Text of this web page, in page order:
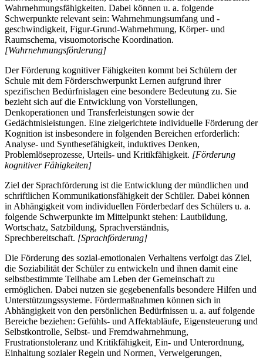
Wahrnehmungsfähigkeiten. Dabei können u. a. folgende
Schwerpunkte relevant sein: Wahrnehmungsumfang und -
geschwindigkeit, Figur-Grund-Wahrnehmung, Körper- und
Raumschema, visuomotorische Koordination.
[Wahrnehmungsförderung]
Der Förderung kognitiver Fähigkeiten kommt bei Schülern der
Schule mit dem Förderschwerpunkt Lernen aufgrund ihrer
spezifischen Bedürfnislagen eine besondere Bedeutung zu. Sie
bezieht sich auf die Entwicklung von Vorstellungen,
Denkoperationen und Transferleistungen sowie der
Gedächtnisleistungen. Eine zielgerichtete individuelle Förderung der
Kognition ist insbesondere in folgenden Bereichen erforderlich:
Analyse- und Synthesefähigkeit, induktives Denken,
Problemlöseprozesse, Urteils- und Kritikfähigkeit. [Förderung
kognitiver Fähigkeiten]
Ziel der Sprachförderung ist die Entwicklung der mündlichen und
schriftlichen Kommunikationsfähigkeit der Schüler. Dabei können
in Abhängigkeit vom individuellen Förderbedarf des Schülers u. a.
folgende Schwerpunkte im Mittelpunkt stehen: Lautbildung,
Wortschatz, Satzbildung, Sprachverständnis,
Sprechbereitschaft. [Sprachförderung]
Die Förderung des sozial-emotionalen Verhaltens verfolgt das Ziel,
die Soziabilität der Schüler zu entwickeln und ihnen damit eine
selbstbestimmte Teilhabe am Leben der Gemeinschaft zu
ermöglichen. Dabei nutzen sie gegebenenfalls besondere Hilfen und
Unterstützungssysteme. Fördermaßnahmen können sich in
Abhängigkeit von den persönlichen Bedürfnissen u. a. auf folgende
Bereiche beziehen: Gefühls- und Affektabläufe, Eigensteuerung und
Selbstkontrolle, Selbst- und Fremdwahrnehmung,
Frustrationstoleranz und Kritikfähigkeit, Ein- und Unterordnung,
Einhaltung sozialer Regeln und Normen, Verweigerungen,